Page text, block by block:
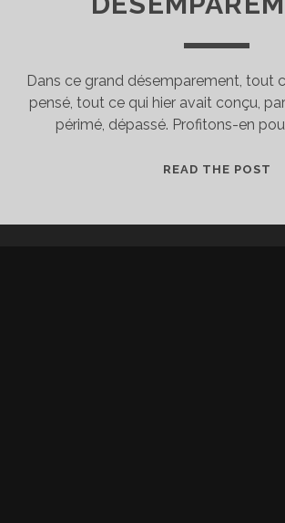
Dans ce grand désemparement, tout
pensé, tout ce qui hier avait conçu,
périmé, dépassé. Profitons-en
READ THE POST